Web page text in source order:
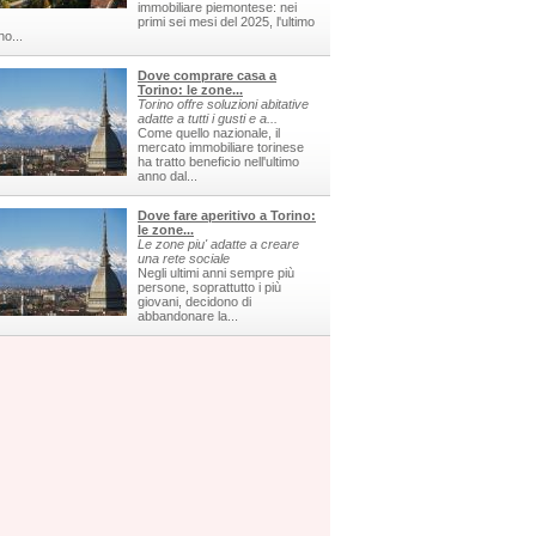
immobiliare piemontese: nei
primi sei mesi del 2025, l'ultimo
Dove comprare casa a
Torino: le zone...
Torino offre soluzioni abitative
adatte a tutti i gusti e a...
Come quello nazionale, il
mercato immobiliare torinese
ha tratto beneficio nell'ultimo
anno dal...
Dove fare aperitivo a Torino:
le zone...
Le zone piu' adatte a creare
una rete sociale
Negli ultimi anni sempre più
persone, soprattutto i più
giovani, decidono di
abbandonare la...